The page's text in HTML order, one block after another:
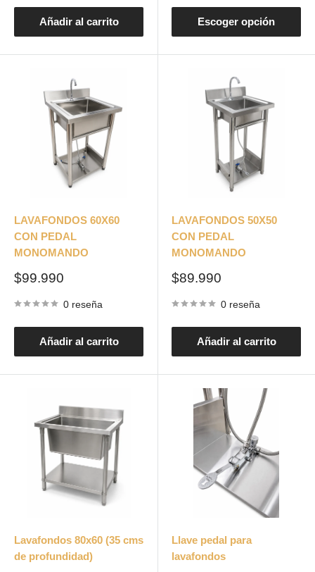
Añadir al carrito Escoger opción
LAVAFONDOS 60X60
CON PEDAL
MONOMANDO
Precio
venta
$99.990
0 reseña
Añadir al carrito
LAVAFONDOS 50X50
CON PEDAL
MONOMANDO
Precio
venta
$89.990
0 reseña
Añadir al carrito
Lavafondos 80x60 (35 cms
de profundidad)
Llave pedal para
lavafondos